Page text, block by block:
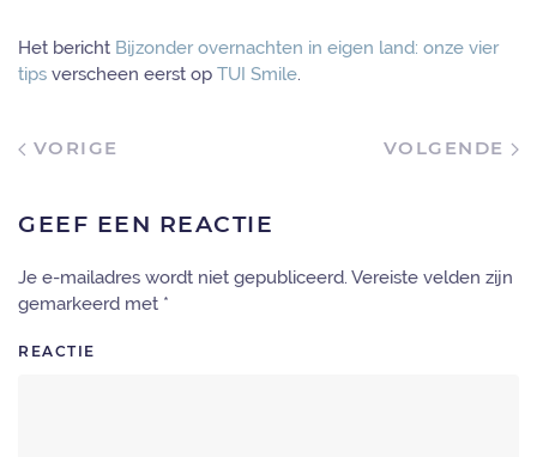
Het bericht Bijzonder overnachten in eigen land: onze vier
tips verscheen eerst op TUI Smile.
VORIGE VOLGENDE
GEEF EEN REACTIE
Je e-mailadres wordt niet gepubliceerd. Vereiste velden zijn
gemarkeerd met *
REACTIE